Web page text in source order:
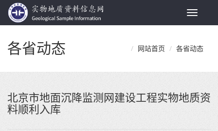
Toggle
各省动态 网站首页 各省动态
北京市地面沉降监测网建设工程实物地质资
料顺利入库